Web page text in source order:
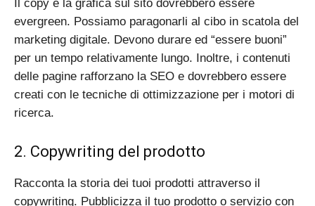
Il copy e la grafica sul sito dovrebbero essere
evergreen. Possiamo paragonarli al cibo in scatola del
marketing digitale. Devono durare ed “essere buoni”
per un tempo relativamente lungo. Inoltre, i contenuti
delle pagine rafforzano la SEO e dovrebbero essere
creati con le tecniche di ottimizzazione per i motori di
ricerca.
2. Copywriting del prodotto
Racconta la storia dei tuoi prodotti attraverso il
copywriting. Pubblicizza il tuo prodotto o servizio con